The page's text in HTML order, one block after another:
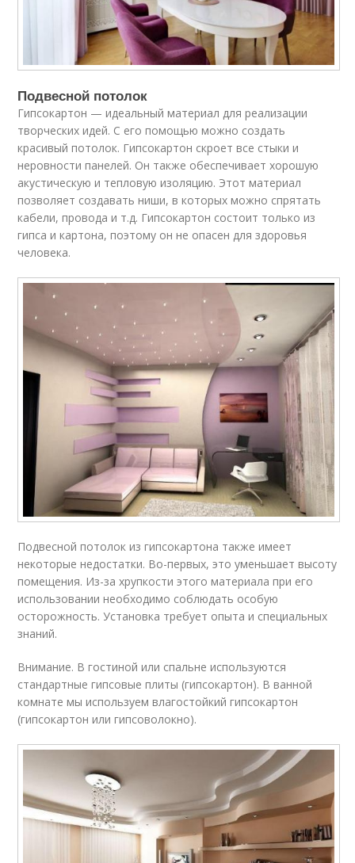
Подвесной потолок
Гипсокартон — идеальный материал для реализации
творческих идей. С его помощью можно создать
красивый потолок. Гипсокартон скроет все стыки и
неровности панелей. Он также обеспечивает хорошую
акустическую и тепловую изоляцию. Этот материал
позволяет создавать ниши, в которых можно спрятать
кабели, провода и т.д. Гипсокартон состоит только из
гипса и картона, поэтому он не опасен для здоровья
человека.
Подвесной потолок из гипсокартона также имеет
некоторые недостатки. Во-первых, это уменьшает высоту
помещения. Из-за хрупкости этого материала при его
использовании необходимо соблюдать особую
осторожность. Установка требует опыта и специальных
знаний.
Внимание. В гостиной или спальне используются
стандартные гипсовые плиты (гипсокартон). В ванной
комнате мы используем влагостойкий гипсокартон
(гипсокартон или гипсоволокно).